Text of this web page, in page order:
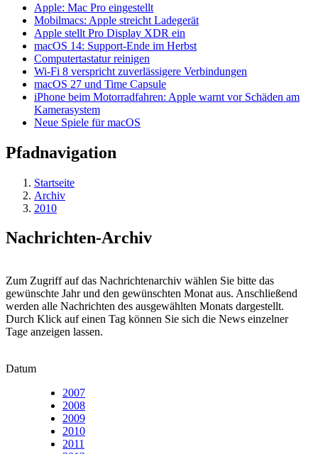
Apple: Mac Pro eingestellt
Mobilmacs: Apple streicht Ladegerät
Apple stellt Pro Display XDR ein
macOS 14: Support-Ende im Herbst
Computertastatur reinigen
Wi-Fi 8 verspricht zuverlässigere Verbindungen
macOS 27 und Time Capsule
iPhone beim Motorradfahren: Apple warnt vor Schäden am
Kamerasystem
Neue Spiele für macOS
Pfadnavigation
Startseite
Archiv
2010
Nachrichten-Archiv
Zum Zugriff auf das Nachrichtenarchiv wählen Sie bitte das
gewünschte Jahr und den gewünschten Monat aus. Anschließend
werden alle Nachrichten des ausgewählten Monats dargestellt.
Durch Klick auf einen Tag können Sie sich die News einzelner
Tage anzeigen lassen.
Datum
2007
2008
2009
2010
2011